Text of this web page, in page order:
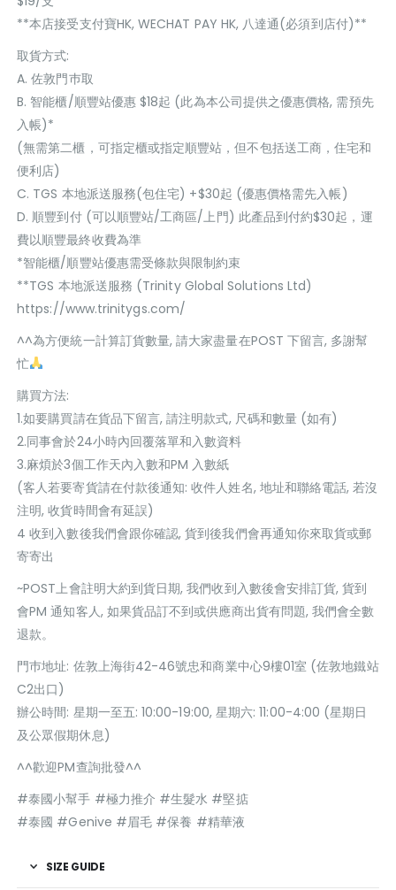
**本店接受支付寶HK, WECHAT PAY HK, 八達通(必須到店付)**
取貨方式:
A. 佐敦門巿取
B. 智能櫃/順豐站優惠 $18起 (此為本公司提供之優惠價格, 需預先
入帳)*
(無需第二櫃，可指定櫃或指定順豐站，但不包括送工商，住宅和
便利店)
C. TGS 本地派送服務(包住宅) +$30起 (優惠價格需先入帳)
D. 順豐到付 (可以順豐站/工商區/上門) 此產品到付約$30起，運
費以順豐最終收費為準
*智能櫃/順豐站優惠需受條款與限制約束
**TGS 本地派送服務 (Trinity Global Solutions Ltd)
https://www.trinitygs.com/
^^為方便統一計算訂貨數量, 請大家盡量在POST 下留言, 多謝幫
忙
購買方法:
1.如要購買請在貨品下留言, 請注明款式, 尺碼和數量 (如有)
2.同事會於24小時內回覆落單和入數資料
3.麻煩於3個工作天內入數和PM 入數紙
(客人若要寄貨請在付款後通知: 收件人姓名, 地址和聯絡電話, 若沒
注明, 收貨時間會有延誤)
4 收到入數後我們會跟你確認, 貨到後我們會再通知你來取貨或郵
寄寄出
~POST上會註明大約到貨日期, 我們收到入數後會安排訂貨, 貨到
會PM 通知客人, 如果貨品訂不到或供應商出貨有問題, 我們會全數
退款。
門巿地址: 佐敦上海街42-46號忠和商業中心9樓01室 (佐敦地鐵站
C2出口)
辦公時間: 星期一至五: 10:00-19:00, 星期六: 11:00-4:00 (星期日
及公眾假期休息)
^^歡迎PM查詢批發^^
#泰國小幫手 #極力推介 #生髮水 #堅掂
#泰國 #Genive #眉毛 #保養 #精華液
SIZE GUIDE